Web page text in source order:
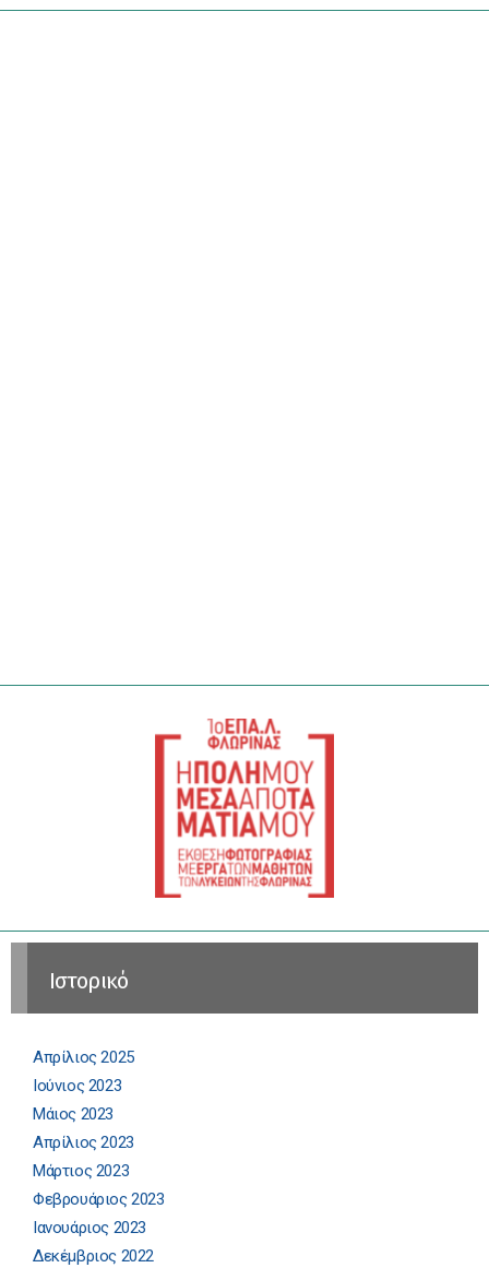
Ιστορικό
Απρίλιος 2025
Ιούνιος 2023
Μάιος 2023
Απρίλιος 2023
Μάρτιος 2023
Φεβρουάριος 2023
Ιανουάριος 2023
Δεκέμβριος 2022